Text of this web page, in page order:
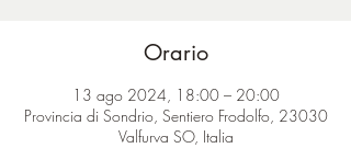
Orario
13 ago 2024, 18:00 – 20:00
Provincia di Sondrio, Sentiero Frodolfo, 23030
Valfurva SO, Italia